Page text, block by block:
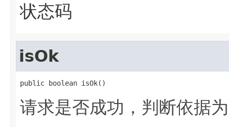
状态码
isOk
public boolean isOk()
请求是否成功，判断依据